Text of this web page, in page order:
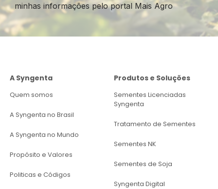
minhas informações pelo portal Mais Agro
A Syngenta
Quem somos
A Syngenta no Brasil
A Syngenta no Mundo
Propósito e Valores
Politicas e Códigos
Produtos e Soluções
Sementes Licenciadas
Syngenta
Tratamento de Sementes
Sementes NK
Sementes de Soja
Syngenta Digital